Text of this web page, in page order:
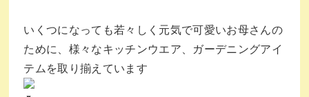
いくつになっても若々しく元気で可愛いお母さんの
ために、様々なキッチンウエア、ガーデニングアイ
テムを取り揃えています